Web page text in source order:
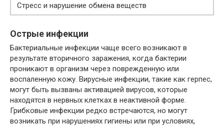
Стресс и нарушение обмена веществ
Острые инфекции
Бактериальные инфекции чаще всего возникают в
результате вторичного заражения, когда бактерии
проникают в организм через поврежденную или
воспаленную кожу. Вирусные инфекции, такие как герпес,
могут быть вызваны активацией вирусов, которые
находятся в нервных клетках в неактивной форме.
Грибковые инфекции редко встречаются, но могут
возникать при нарушениях гигиены или при условиях,